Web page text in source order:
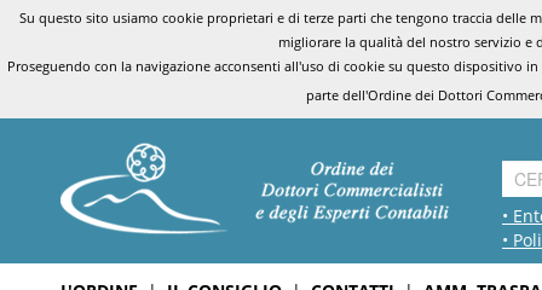
Su questo sito usiamo cookie proprietari e di terze parti che tengono traccia
migliorare la qualità del nostro servizio e
Proseguendo con la navigazione acconsenti all'uso di cookie su questo dispositivo
parte dell'Ordine dei Dottori
•
•